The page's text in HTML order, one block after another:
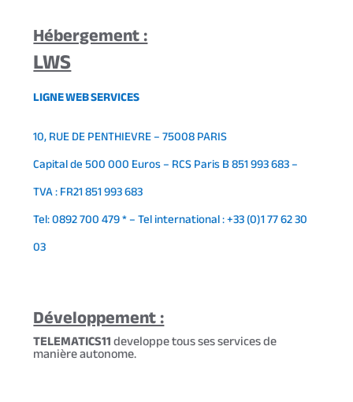
Hébergement :
LWS
LIGNE WEB SERVICES
10, RUE DE PENTHIEVRE – 75008 PARIS
Capital de 500 000 Euros – RCS Paris B 851 993 683 –
TVA : FR21 851 993 683
Tel: 0892 700 479 * – Tel international : +33 (0)1 77 62 30
03
Développement :
TELEMATICS11developpe tous ses services de
manière autonome.